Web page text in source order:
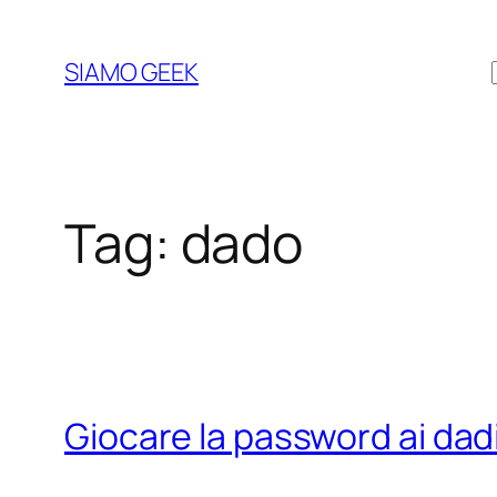
contenuto
SIAMO GEEK
Tag: dado
Giocare la password ai